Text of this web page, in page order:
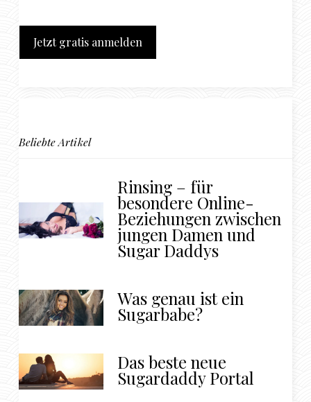
Jetzt gratis anmelden
Beliebte Artikel
Rinsing – für
besondere Online-
Beziehungen zwischen
jungen Damen und
Sugar Daddys
Was genau ist ein
Sugarbabe?
Das beste neue
Sugardaddy Portal